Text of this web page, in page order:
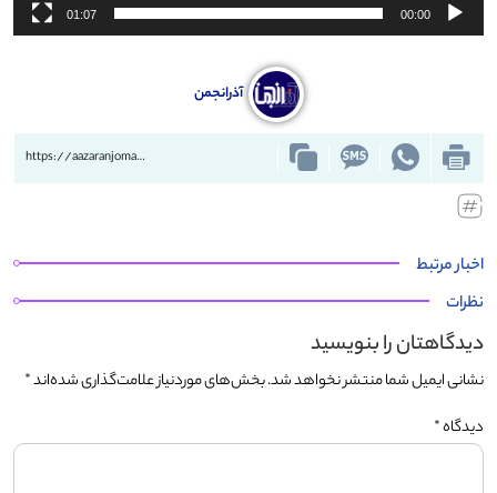
00:00
01:07
آذرانجمن
https://aazaranjoman.ir/?p=84949
اخبار مرتبط
نظرات
دیدگاهتان را بنویسید
نشانی ایمیل شما منتشر نخواهد شد.بخش‌های موردنیاز علامت‌گذاری شده‌اند*
دیدگاه*